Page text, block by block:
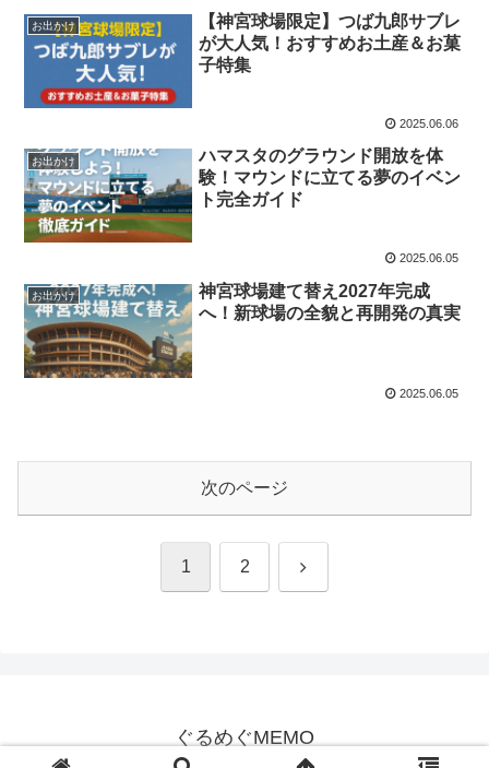
お出かけ
【神宮球場限定】つば九郎サブレ
が大人気！おすすめお土産＆お菓
子特集
2025.06.06
お出かけ
ハマスタのグラウンド開放を体
験！マウンドに立てる夢のイベン
ト完全ガイド
2025.06.05
お出かけ
神宮球場建て替え2027年完成
へ！新球場の全貌と再開発の真実
2025.06.05
次のページ
1 2 次
ぐるめぐMEMO